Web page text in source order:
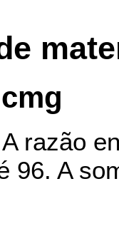
razão
96. A